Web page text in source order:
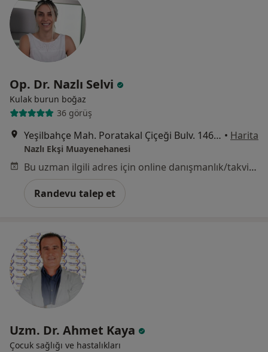
Op. Dr. Nazlı Selvi
Kulak burun boğaz
36 görüş
Yeşilbahçe Mah. Poratakal Çiçeği Bulv. 1460 sokak Turunç Plaza Kat 2 Kapı No: 15, Antalya • Harita
Nazlı Ekşi Muayenehanesi
Bu uzman ilgili adres için online danışmanlık/takvim sunmuyor.
Randevu talep et
Uzm. Dr. Ahmet Kaya
Çocuk sağlığı ve hastalıkları